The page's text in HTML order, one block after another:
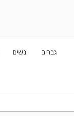
גברים נשים